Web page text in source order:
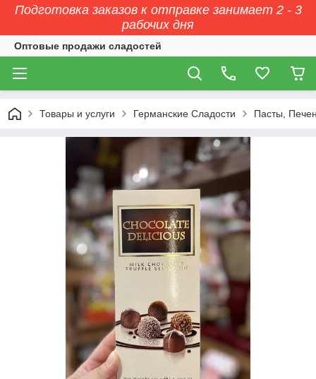
Подготовка заказов к отправке занимает 2 - 3
рабочих дня
Оптовые продажи сладостей
Товары и услуги Германские Сладости Пасты,